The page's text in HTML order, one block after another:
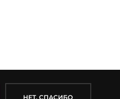
НЕТ, СПАСИБО